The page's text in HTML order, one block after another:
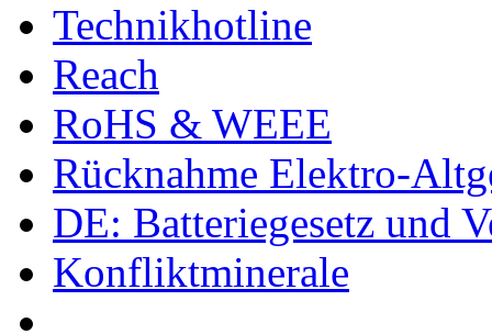
Technikhotline
Reach
RoHS & WEEE
Rücknahme Elektro-
DE: Batteriegesetz und
Konfliktminerale